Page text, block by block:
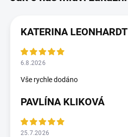
KATERINA LEONHARDT
6.8.2026
Vše rychle dodáno
PAVLÍNA KLIKOVÁ
25.7.2026